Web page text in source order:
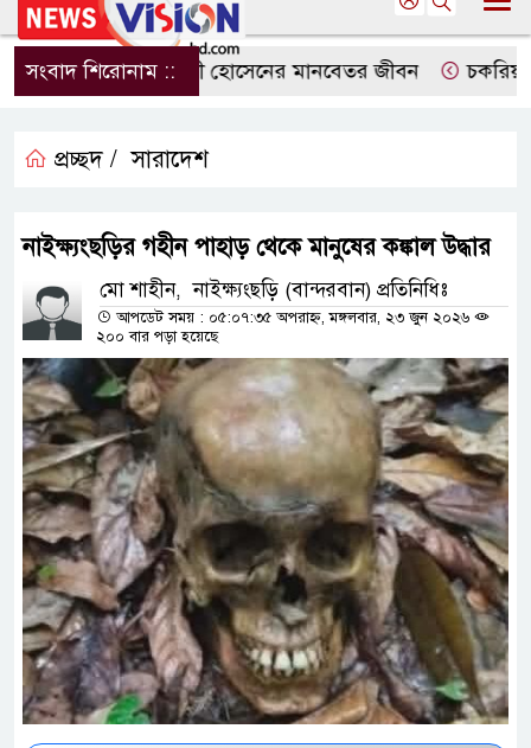
সংবাদ শিরোনাম ::
পঙ্গু দিনমজুর আলী হোসেনের মানবেতর জীবন চকরিয়ায়
প্রচ্ছদ / সারাদেশ
নাইক্ষ্যংছড়ির গহীন পাহাড় থেকে মানুষের কঙ্কাল উদ্ধার
মো শাহীন, নাইক্ষ্যংছড়ি (বান্দরবান) প্রতিনিধিঃ
আপডেট সময় : ০৫:০৭:৩৫ অপরাহ্ন, মঙ্গলবার, ২৩ জুন ২০২৬
২০০ বার পড়া হয়েছে